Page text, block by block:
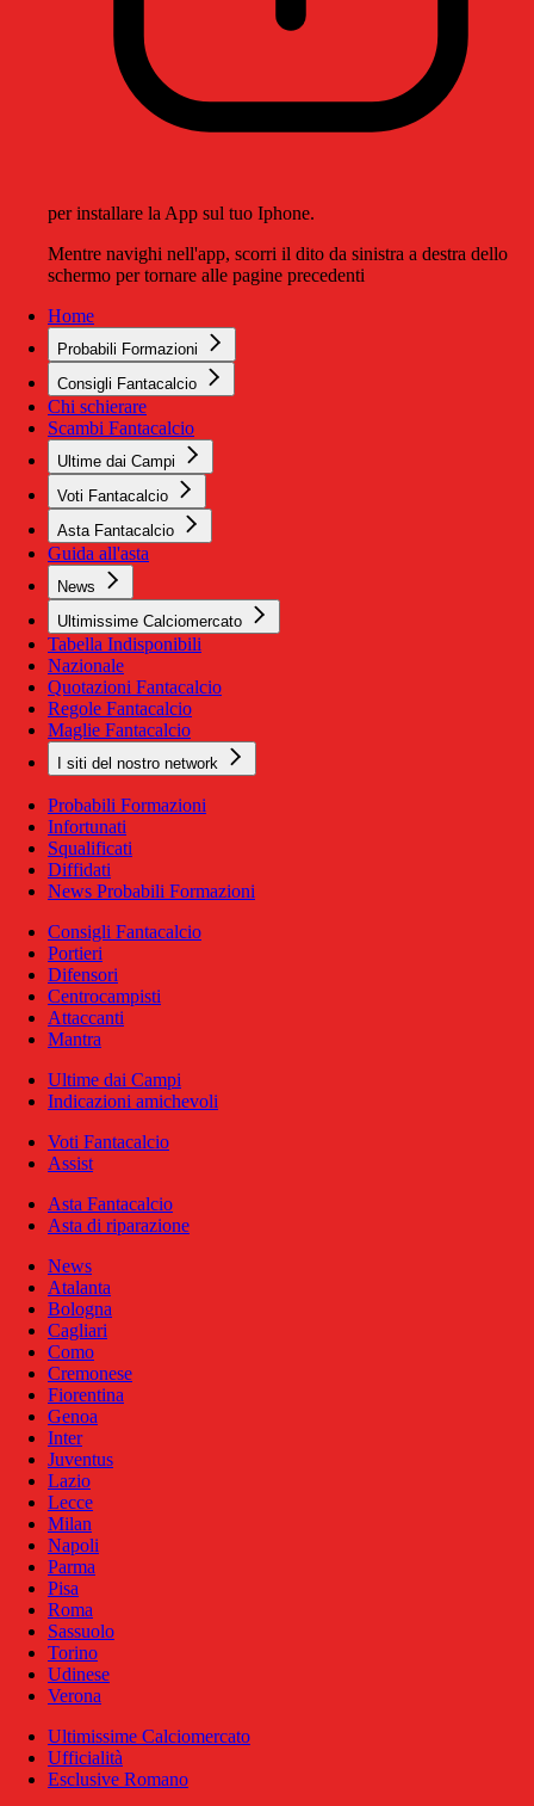
per installare la App sul tuo Iphone.
Mentre navighi nell'app, scorri il dito da sinistra a destra dello
schermo per tornare alle pagine precedenti
Home
Probabili Formazioni
Consigli Fantacalcio
Chi schierare
Scambi Fantacalcio
Ultime dai Campi
Voti Fantacalcio
Asta Fantacalcio
Guida all'asta
News
Ultimissime Calciomercato
Tabella Indisponibili
Nazionale
Quotazioni Fantacalcio
Regole Fantacalcio
Maglie Fantacalcio
I siti del nostro network
Probabili Formazioni
Infortunati
Squalificati
Diffidati
News Probabili Formazioni
Consigli Fantacalcio
Portieri
Difensori
Centrocampisti
Attaccanti
Mantra
Ultime dai Campi
Indicazioni amichevoli
Voti Fantacalcio
Assist
Asta Fantacalcio
Asta di riparazione
News
Atalanta
Bologna
Cagliari
Como
Cremonese
Fiorentina
Genoa
Inter
Juventus
Lazio
Lecce
Milan
Napoli
Parma
Pisa
Roma
Sassuolo
Torino
Udinese
Verona
Ultimissime Calciomercato
Ufficialità
Esclusive Romano